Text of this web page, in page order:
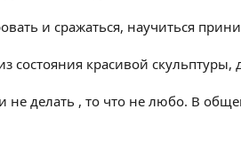
и сражаться, научиться
состояния красивой
не делать , то что не любо. В